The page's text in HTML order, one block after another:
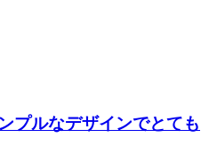
プルなデザインでとても